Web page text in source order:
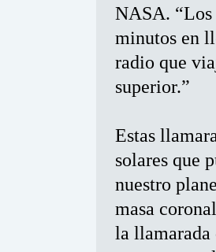
NASA. “Los
minutos en
radio que
superior.”
Estas
solares que
nuestro
masa
la llamarada